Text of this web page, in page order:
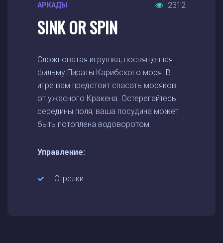
АРКАДЫ 2312
SINK OR SPIN
Сложноватая игрушка, посвященная
фильму Пираты Карибского моря. В
игре вам предстоит спасать моряков
от ужасного Кракена. Остерегайтесь
середины поля, ваша посудина может
быть потоплена водоворотом.
Управление:
Стрелки